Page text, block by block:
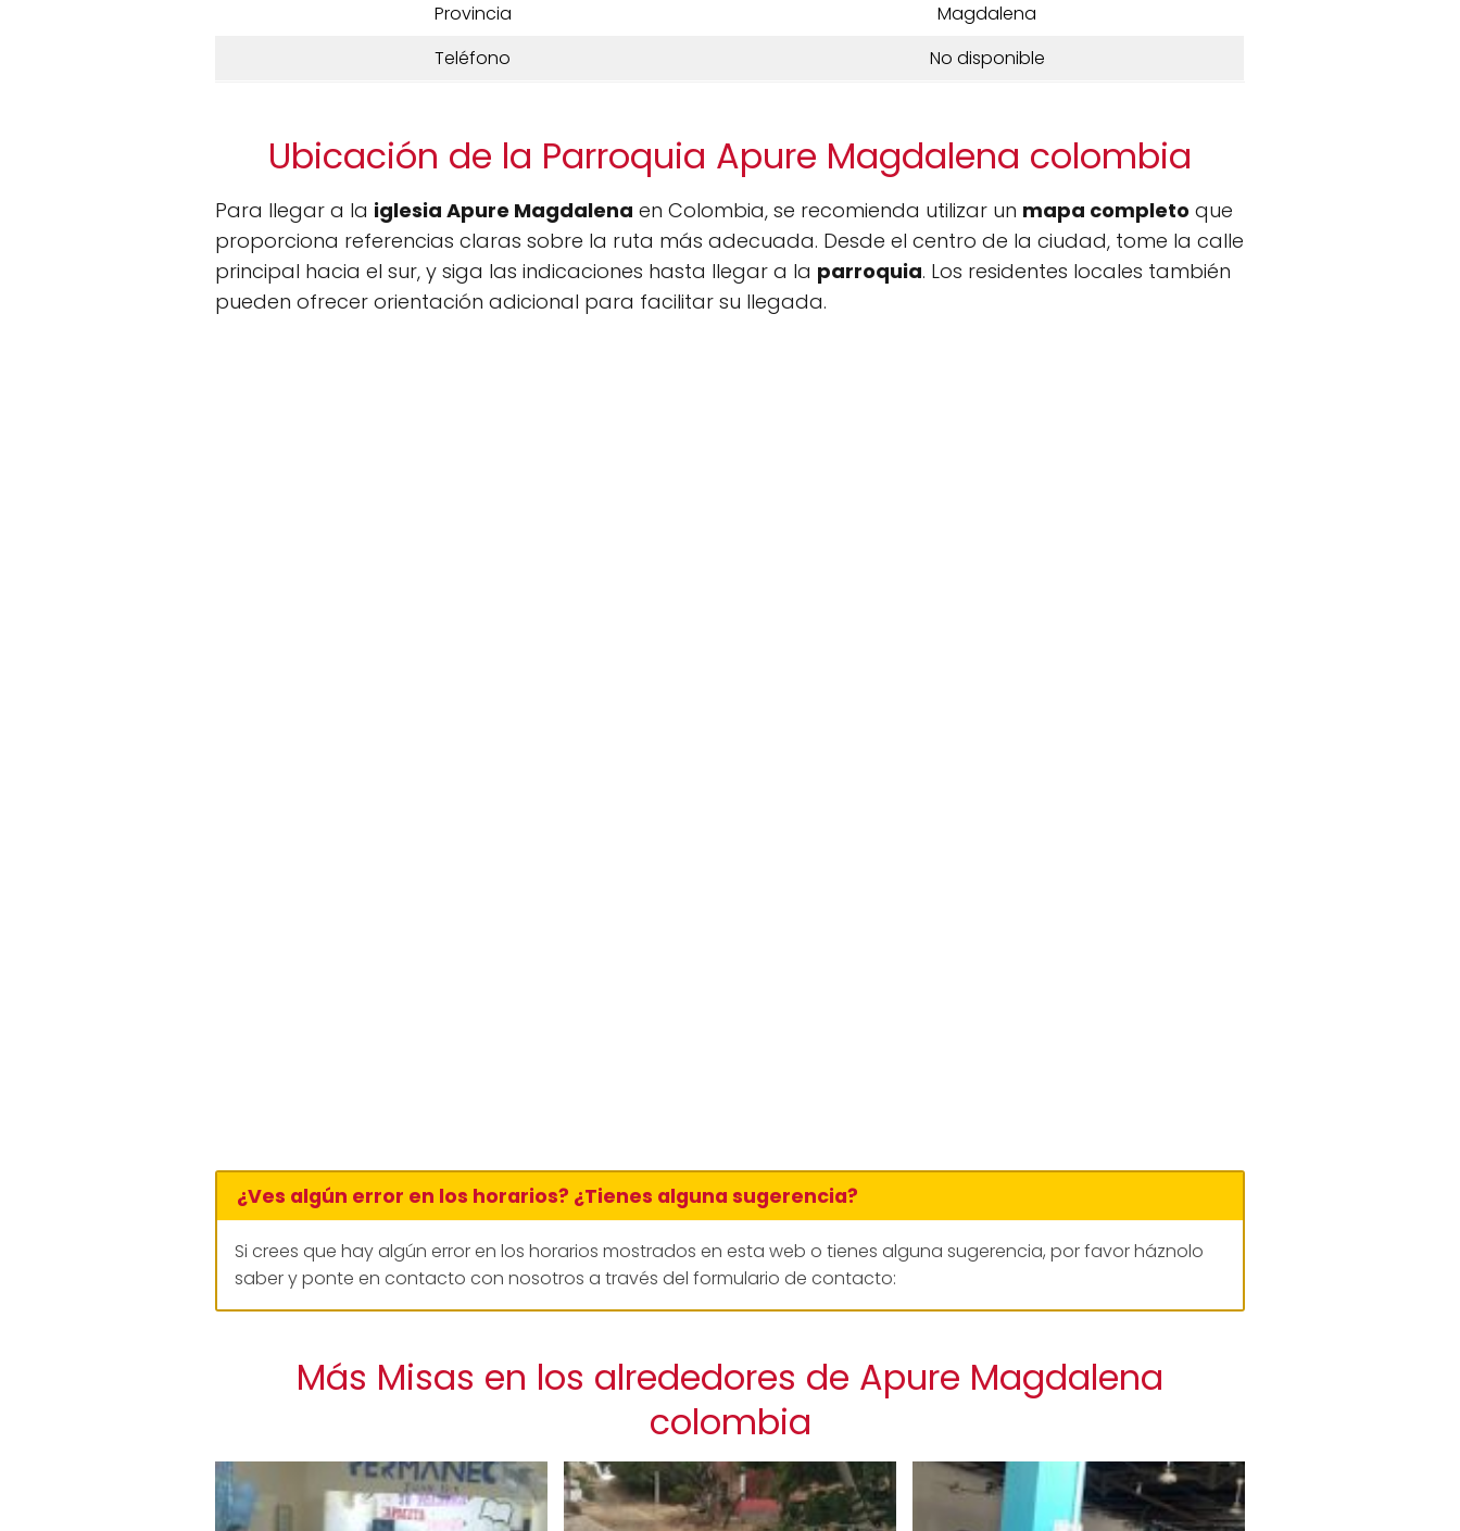
Provincia
Magdalena
Teléfono
No disponible
Ubicación de la Parroquia Apure Magdalena colombia
Para llegar a la iglesia Apure Magdalena en Colombia, se recomienda utilizar un mapa completo que
proporciona referencias claras sobre la ruta más adecuada. Desde el centro de la ciudad, tome la calle
principal hacia el sur, y siga las indicaciones hasta llegar a la parroquia. Los residentes locales también
pueden ofrecer orientación adicional para facilitar su llegada.
¿Ves algún error en los horarios? ¿Tienes alguna sugerencia?
Si crees que hay algún error en los horarios mostrados en esta web o tienes alguna sugerencia, por favor háznolo
saber y ponte en contacto con nosotros a través del formulario de contacto:
Más Misas en los alrededores de Apure Magdalena
colombia